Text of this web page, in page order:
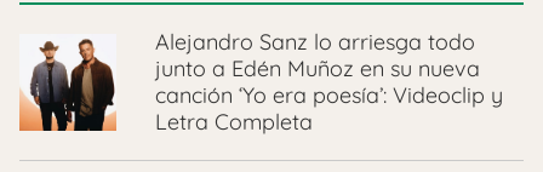
Alejandro Sanz lo arriesga todo
junto a Edén Muñoz en su nueva
canción ‘Yo era poesía’: Videoclip y
Letra Completa